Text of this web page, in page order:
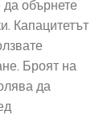
обърнете
Капацитетът
Броят на
да